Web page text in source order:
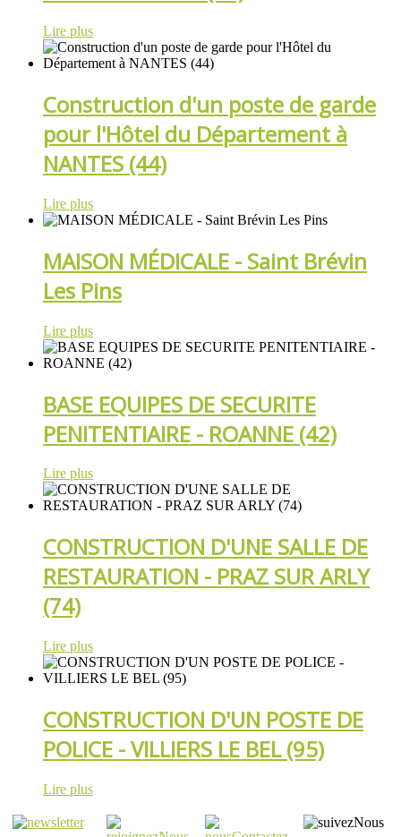
Lire plus
Construction d'un poste de garde
pour l'Hôtel du Département à
NANTES (44)
Lire plus
MAISON MÉDICALE - Saint Brévin
Les Pins
Lire plus
BASE EQUIPES DE SECURITE
PENITENTIAIRE - ROANNE (42)
Lire plus
CONSTRUCTION D'UNE SALLE DE
RESTAURATION - PRAZ SUR ARLY
(74)
Lire plus
CONSTRUCTION D'UN POSTE DE
POLICE - VILLIERS LE BEL (95)
Lire plus